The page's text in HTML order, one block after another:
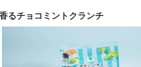
るチョコミントクランチ